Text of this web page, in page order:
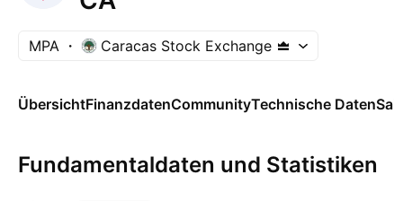
MPA Caracas Stock Exchange
ÜbersichtFinanzdatenCommunityTechnische Daten
Fundamentaldaten und Statistiken